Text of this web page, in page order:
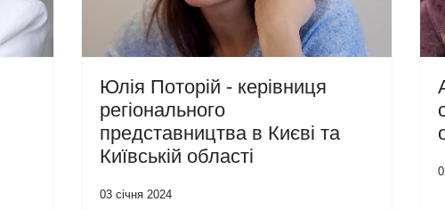
Юлія Поторій - керівниця
регіонального
представництва в Києві та
Київській області
03 січня 2024